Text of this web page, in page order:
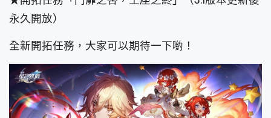
永久開放）
全新開拓任務，大家可以期待一下喲！